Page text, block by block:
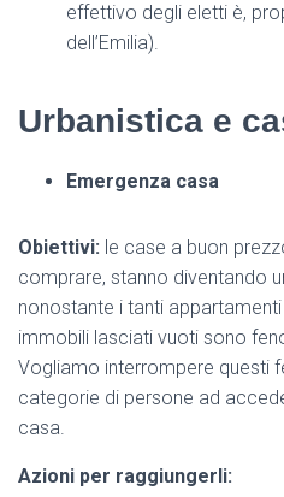
effettivo degli eletti è,
dell’Emilia).
Urbanistica e
Emergenza casa
Obiettivi: le case a buon
comprare, stanno diventando
nonostante i tanti
immobili lasciati vuoti sono
Vogliamo interrompere questi
categorie di persone ad
casa.
Azioni per raggiungerli: